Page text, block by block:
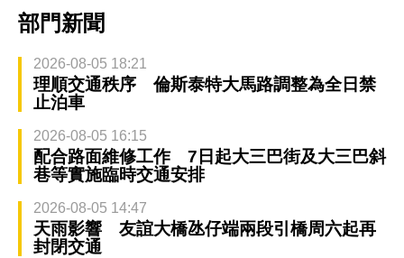
部門新聞
2026-08-05 18:21
理順交通秩序 倫斯泰特大馬路調整為全日禁
止泊車
2026-08-05 16:15
配合路面維修工作 7日起大三巴街及大三巴斜
巷等實施臨時交通安排
2026-08-05 14:47
天雨影響 友誼大橋氹仔端兩段引橋周六起再
封閉交通